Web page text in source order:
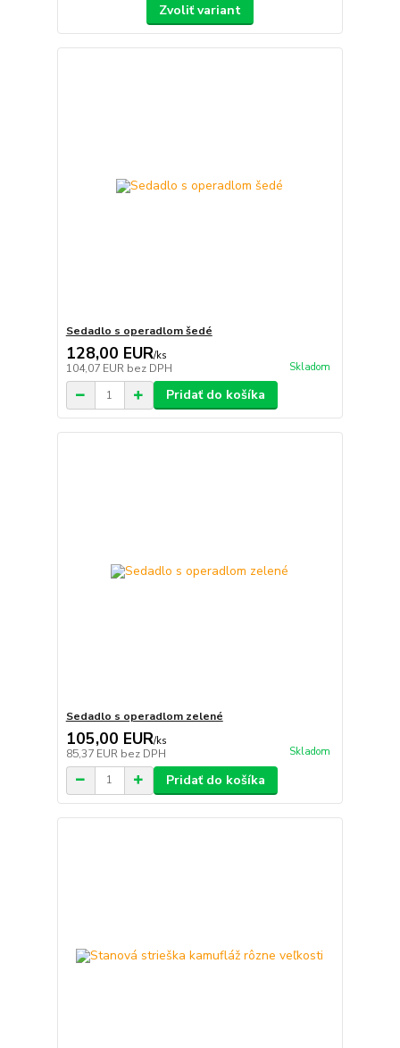
Zvoliť variant
Sedadlo s operadlom šedé
128,00 EUR/ks
104,07 EUR bez DPH Skladom
Pridať do košíka
Sedadlo s operadlom zelené
105,00 EUR/ks
85,37 EUR bez DPH Skladom
Pridať do košíka